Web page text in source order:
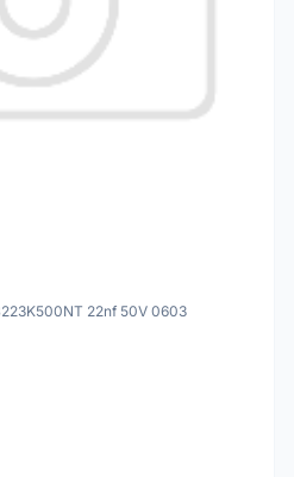
22nf 50V 0603